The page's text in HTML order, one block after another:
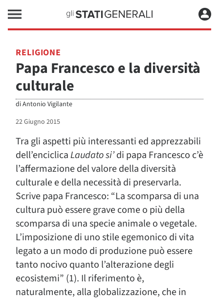
RELIGIONE
Papa Francesco e la diversità
culturale
diAntonio Vigilante
22 Giugno 2015
Tra gli aspetti più interessanti ed apprezzabili
dell’enciclicaLaudato si’di papa Francesco c’è
l’affermazione del valore della diversità
culturale e della necessità di preservarla.
Scrive papa Francesco: “La scomparsa di una
cultura può essere grave come o più della
scomparsa di una specie animale o vegetale.
L’imposizione di uno stile egemonico di vita
legato a un modo di produzio­ne può essere
tanto nocivo quanto l’alterazione degli
ecosistemi” (1). Il riferimento è,
naturalmente, alla globalizzazione, che in